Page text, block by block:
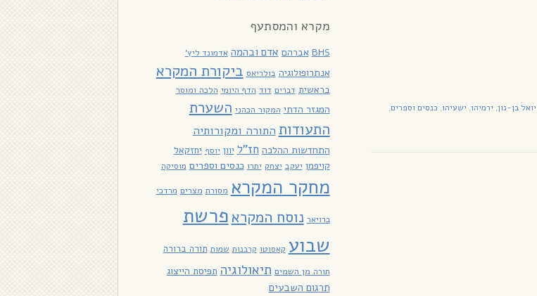
יואל בן-נון, ירמיהו, ישעיהו, כנסים וספרים,
מקרא והמסתעף
BHS אברהם אדם ובהמה אדמונד ליץ'
אנתרופולוגיה בולריאס ביקורת המקרא
בראשית דברים דוד הדף היומי הלכה ומוסר
המגזר הדתי המקור הכהני השערת
התעודות התורה ומקורותיה
התחדשות ההלכה חז"ל יוון יוסף יחזקאל
קויפמן יעקב יצחק יתרו כנסים וספרים מוסיקה
מחקר המקרא מסורת מצרים מרדכי
ברויאר נוסח המקרא פרשת
שבוע קאסוטו קרבנות שמות תורה ברורה
תורה מן השמים תיאולוגיה תפיסת הייצוג
תרגום השבעים